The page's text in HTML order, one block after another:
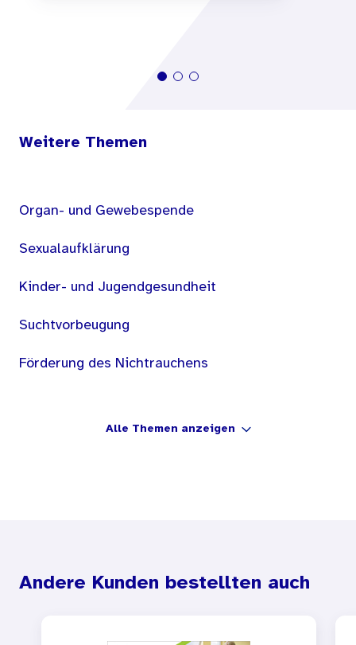
Weitere Themen
Organ- und Gewebespende
Sexualaufklärung
Kinder- und Jugendgesundheit
Suchtvorbeugung
Förderung des Nichtrauchens
Alle Themen anzeigen
Andere Kunden bestellten auch